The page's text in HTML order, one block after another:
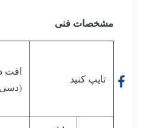
مشخصات فنی
تایپ کنید
افت